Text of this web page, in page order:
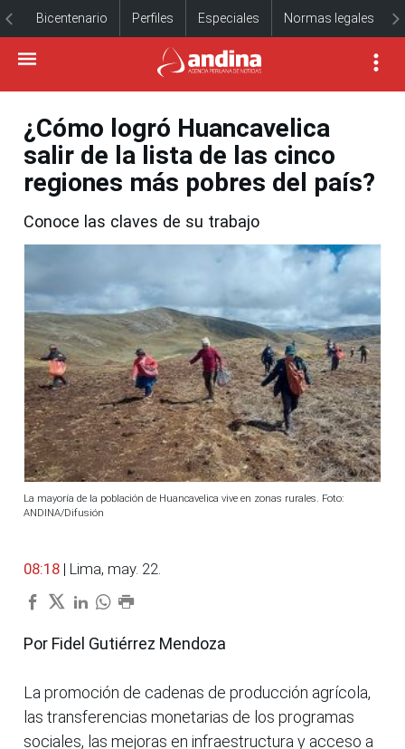
Bicentenario Perfiles Especiales Normas legales
¿Cómo logró Huancavelica
salir de la lista de las cinco
regiones más pobres del país?
Conoce las claves de su trabajo
La mayoría de la población de Huancavelica vive en zonas rurales. Foto:
ANDINA/Difusión
08:18 | Lima, may. 22.
Por Fidel Gutiérrez Mendoza
La promoción de cadenas de producción agrícola,
las transferencias monetarias de los programas
sociales, las mejoras en infraestructura y acceso a